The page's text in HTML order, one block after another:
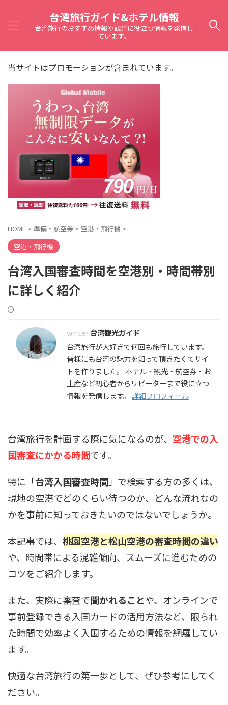
台湾旅行ガイド&ホテル情報
台湾旅行のおすすめ情報や観光に役立つ情報を発信し
ています。
当サイトはプロモーションが含まれています。
HOME > 準備・航空券 > 空港・飛行機 >
空港・飛行機
台湾入国審査時間を空港別・時間帯別
に詳しく紹介
台湾観光ガイド
台湾旅行が大好きで何回も旅行しています。
皆様にも台湾の魅力を知って頂きたくてサイ
トを作りました。 ホテル・観光・航空券・お
土産など初心者からリピーターまで役に立つ
情報を発信します。 詳細プロフィール
台湾旅行を計画する際に気になるのが、 空港での入
国審査にかかる時間です。
特に「台湾入国審査時間」で検索する方の多くは、
現地の空港でどのくらい待つのか、どんな流れなの
かを事前に知っておきたいのではないでしょうか。
本記事では、 桃園空港と松山空港の審査時間の違い
や、時間帯による混雑傾向、スムーズに進むための
コツをご紹介します。
また、実際に審査で聞かれることや、オンラインで
事前登録できる入国カードの活用方法など、限られ
た時間で効率よく入国するための情報を網羅してい
ます。
快適な台湾旅行の第一歩として、ぜひ参考にしてく
ださい。